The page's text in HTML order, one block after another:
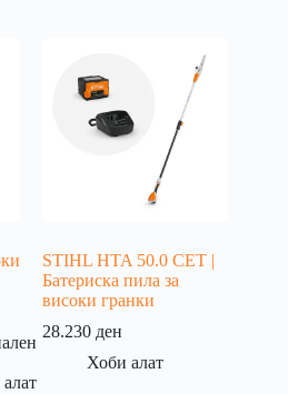
STIHL HTA 50.0 СЕТ |
Батериска пила за
високи гранки
28.230 ден
Хоби алат